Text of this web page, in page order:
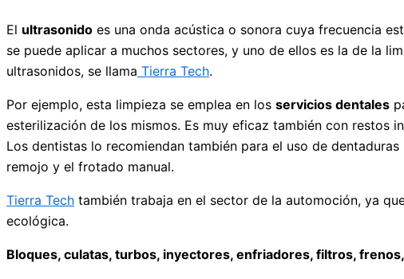
El ultrasonido es una onda acústica o sonora cuya frecuencia
se puede aplicar a muchos sectores, y uno de ellos es la de la
ultrasonidos, se llama Tierra Tech.
Por ejemplo, esta limpieza se emplea en los servicios dentales
esterilización de los mismos. Es muy eficaz también con restos
Los dentistas lo recomiendan también para el uso de
remojo y el frotado manual.
Tierra Tech también trabaja en el sector de la automoción, ya
ecológica.
Bloques, culatas, turbos, inyectores, enfriadores, filtros,